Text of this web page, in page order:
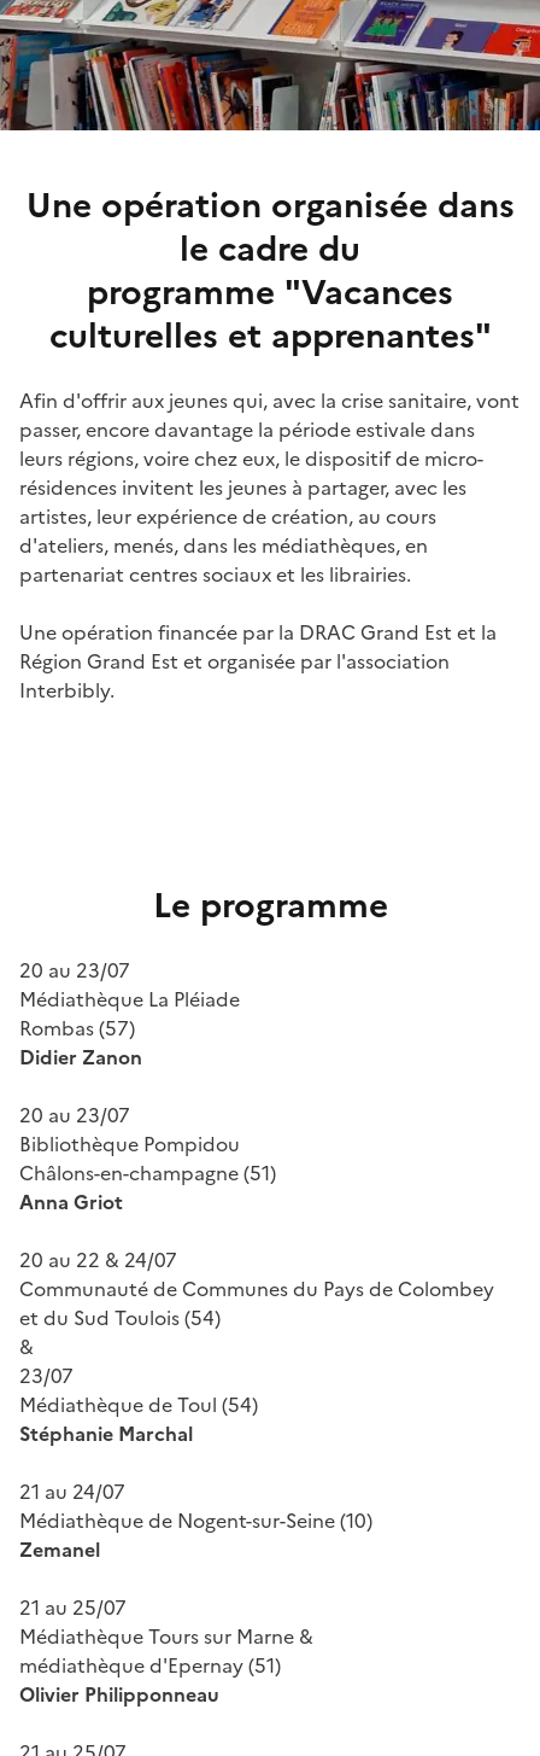
Une opération organisée dans
le cadre du
programme "Vacances
culturelles et apprenantes"
Afin d'offrir aux jeunes qui, avec la crise sanitaire, vont
passer, encore davantage la période estivale dans
leurs régions, voire chez eux, le dispositif de micro-
résidences invitent les jeunes à partager, avec les
artistes, leur expérience de création, au cours
d'ateliers, menés, dans les médiathèques, en
partenariat centres sociaux et les librairies.
Une opération financée par la DRAC Grand Est et la
Région Grand Est et organisée par l'association
Interbibly.
Le programme
20 au 23/07
Médiathèque La Pléiade
Rombas (57)
Didier Zanon
20 au 23/07
Bibliothèque Pompidou
Châlons-en-champagne (51)
Anna Griot
20 au 22 & 24/07
Communauté de Communes du Pays de Colombey
et du Sud Toulois (54)
&
23/07
Médiathèque de Toul (54)
Stéphanie Marchal
21 au 24/07
Médiathèque de Nogent-sur-Seine (10)
Zemanel
21 au 25/07
Médiathèque Tours sur Marne &
médiathèque d'Epernay (51)
Olivier Philipponneau